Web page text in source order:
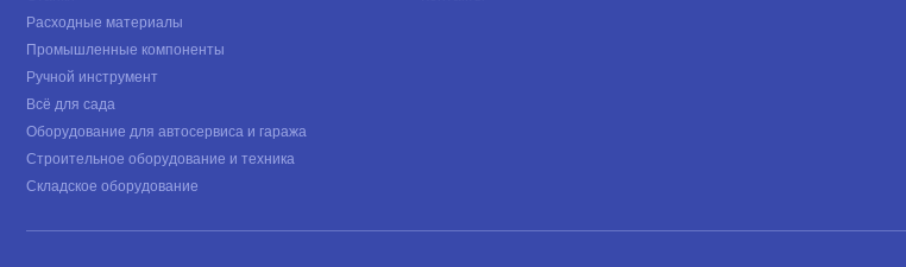
Расходные материалы
Промышленные компоненты
Ручной инструмент
Всё для сада
Оборудование для автосервиса и гаража
Строительное оборудование и техника
Складское оборудование